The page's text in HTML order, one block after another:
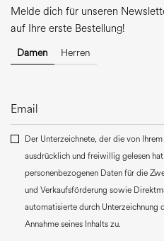
Melde dich für unseren
auf Ihre erste Bestellung!
Damen Herren
Der Unterzeichnete, der die von
ausdrücklich und freiwillig gelesen
personenbezogenen Daten für die
und Verkaufsförderung sowie
automatisierte durch Unterzeichnung
Annahme seines Inhalts zu.